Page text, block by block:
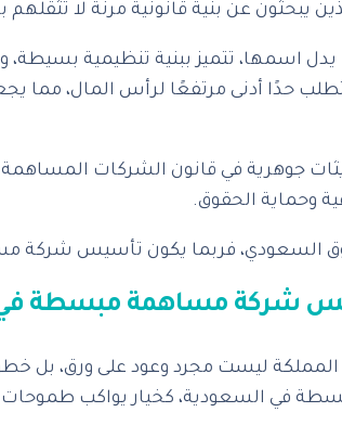
يبحثون عن بنية قانونية مرنة لا تُثقلهم
اسمها، تتميز ببنية تنظيمية
تتطلب حدًا أدنى مرتفعًا لرأس المال،
جوهرية في قانون الشركات
وحماية الحقوق.
السعودي، فربما يكون تأسيس شركة
شركة مساهمة مبسطة
المملكة ليست مجرد وعود على ورق، بل
السعودية، كخيار يواكب طموحات